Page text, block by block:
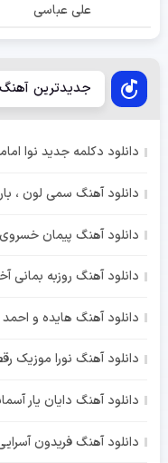
علی عباسی
جدیدترین
دانلود دکلمه جدید نوا
دانلود آهنگ سمی لون ،
دانلود آهنگ پیمان
دانلود آهنگ روزبه بمانی
دانلود آهنگ هایده و
دانلود آهنگ نورا موزیک
دانلود آهنگ دایان یار
دانلود آهنگ فریدون